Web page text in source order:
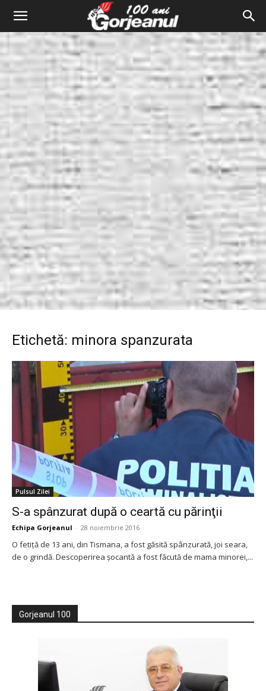
Etichetă: minora spanzurata
Pulsul Zilei
S-a spânzurat după o ceartă cu părinţii
Echipa Gorjeanul - 28 noiembrie 2016
O fetiță de 13 ani, din Tismana, a fost găsită spânzurată, joi seara,
de o grindă. Descoperirea şocantă a fost făcută de mama minorei,...
Gorjeanul 100